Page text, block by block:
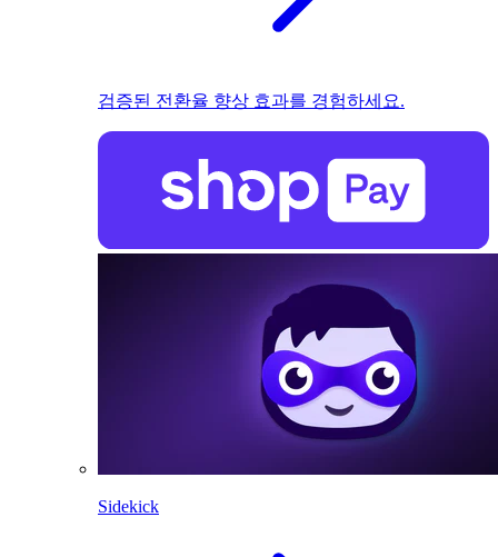
검증된 전환율 향상 효과를 경험하세요.
Sidekick